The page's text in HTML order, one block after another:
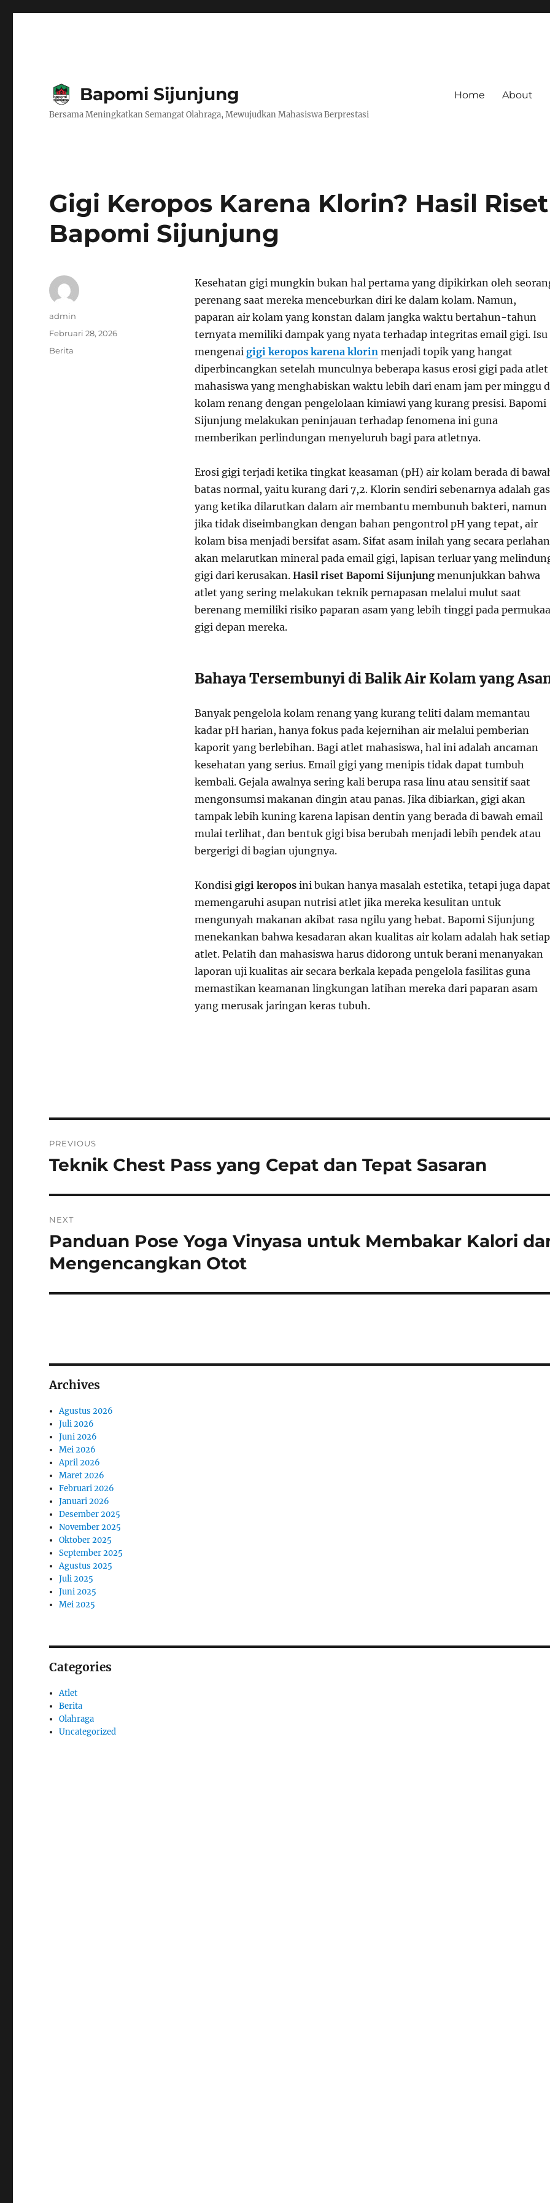
Bapomi Sijunjung
Bersama Meningkatkan Semangat Olahraga, Mewujudkan Mahasiswa Berprestasi
Home About
Gigi Keropos Karena Klorin? Hasil Riset
Bapomi Sijunjung
Kesehatan gigi mungkin bukan hal pertama yang dipikirkan oleh
perenang saat mereka menceburkan diri ke dalam kolam. Namun,
paparan air kolam yang konstan dalam jangka waktu bertahun-tahun
ternyata memiliki dampak yang nyata terhadap integritas email gigi. Isu
mengenai gigi keropos karena klorinmenjadi topik yang hangat
diperbincangkan setelah munculnya beberapa kasus erosi gigi pada atlet
mahasiswa yang menghabiskan waktu lebih dari enam jam per minggu
kolam renang dengan pengelolaan kimiawi yang kurang presisi. Bapomi
Sijunjung melakukan peninjauan terhadap fenomena ini guna
memberikan perlindungan menyeluruh bagi para atletnya.
Erosi gigi terjadi ketika tingkat keasaman (pH) air kolam berada di
batas normal, yaitu kurang dari 7,2. Klorin sendiri sebenarnya adalah gas
yang ketika dilarutkan dalam air membantu membunuh bakteri, namun
jika tidak diseimbangkan dengan bahan pengontrol pH yang tepat, air
kolam bisa menjadi bersifat asam. Sifat asam inilah yang secara perlahan
akan melarutkan mineral pada email gigi, lapisan terluar yang
gigi dari kerusakan. Hasil riset Bapomi Sijunjungmenunjukkan bahwa
atlet yang sering melakukan teknik pernapasan melalui mulut saat
berenang memiliki risiko paparan asam yang lebih tinggi pada
gigi depan mereka.
Bahaya Tersembunyi di Balik Air Kolam yang
Banyak pengelola kolam renang yang kurang teliti dalam memantau
kadar pH harian, hanya fokus pada kejernihan air melalui pemberian
kaporit yang berlebihan. Bagi atlet mahasiswa, hal ini adalah ancaman
kesehatan yang serius. Email gigi yang menipis tidak dapat tumbuh
kembali. Gejala awalnya sering kali berupa rasa linu atau sensitif saat
mengonsumsi makanan dingin atau panas. Jika dibiarkan, gigi akan
tampak lebih kuning karena lapisan dentin yang berada di bawah email
mulai terlihat, dan bentuk gigi bisa berubah menjadi lebih pendek atau
bergerigi di bagian ujungnya.
Kondisi gigi keroposini bukan hanya masalah estetika, tetapi juga dapat
memengaruhi asupan nutrisi atlet jika mereka kesulitan untuk
mengunyah makanan akibat rasa ngilu yang hebat. Bapomi Sijunjung
menekankan bahwa kesadaran akan kualitas air kolam adalah hak setiap
atlet. Pelatih dan mahasiswa harus didorong untuk berani menanyakan
laporan uji kualitas air secara berkala kepada pengelola fasilitas guna
memastikan keamanan lingkungan latihan mereka dari paparan asam
yang merusak jaringan keras tubuh.
Author
admin
Posted
Februari 28, 2026
Categories
Berita
pos
PREVIOUS
Previous
Teknik Chest Pass yang Cepat dan Tepat Sasaran
NEXT
Next
post:
Panduan Pose Yoga Vinyasa untuk Membakar Kalori
Mengencangkan Otot
Archives
Agustus 2026
Juli 2026
Juni 2026
Mei 2026
April 2026
Maret 2026
Februari 2026
Januari 2026
Desember 2025
November 2025
Oktober 2025
September 2025
Agustus 2025
Juli 2025
Juni 2025
Mei 2025
Categories
Atlet
Berita
Olahraga
Uncategorized